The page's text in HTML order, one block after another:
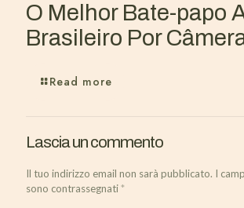
O Melhor Bate-papo
Brasileiro Por
Read more
Lascia un commento
Il tuo indirizzo email non sarà pubblicato. I
sono contrassegnati*